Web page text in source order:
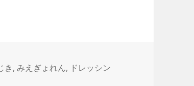
き,みえぎょれん, ドレッシン
き vol.48 に